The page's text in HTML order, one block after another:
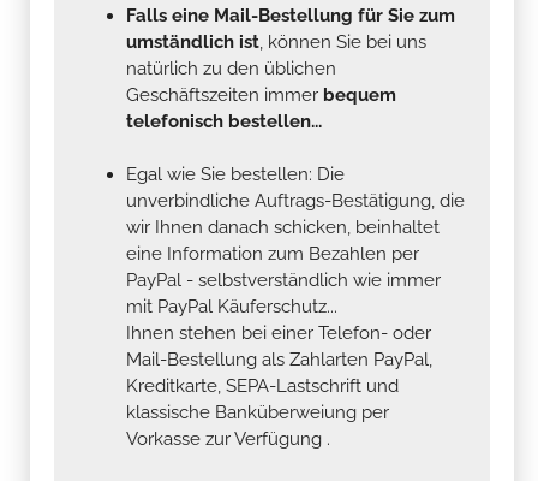
Falls eine Mail-Bestellung für Sie zum
umständlich ist, können Sie bei uns
natürlich zu den üblichen
Geschäftszeiten immer bequem
telefonisch bestellen...
Egal wie Sie bestellen: Die
unverbindliche Auftrags-Bestätigung, die
wir Ihnen danach schicken, beinhaltet
eine Information zum Bezahlen per
PayPal - selbstverständlich wie immer
mit PayPal Käuferschutz...
Ihnen stehen bei einer Telefon- oder
Mail-Bestellung als Zahlarten PayPal,
Kreditkarte, SEPA-Lastschrift und
klassische Banküberweiung per
Vorkasse zur Verfügung .